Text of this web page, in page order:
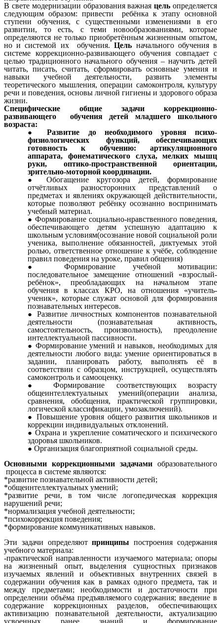
В свете модернизации образования важнаяцель определяется
следующим образом: привести ребёнка к этапу основной
ступени обучения, с существенными изменениями в его
развитии, то есть, с теми новообразованиями, которые
определяются не только приобретённым жизненным опытом,
но и системой их обучения.Цель начального обучения в
системе коррекционно-развивающего обучения совпадает с
целью традиционного начального обучения – научить детей
читать, писать, считать, сформировать основные умения и
навыки учебной деятельности, развить элементы
теоретического мышления, операции самоконтроля, культуру
речи и поведения, основы личной гигиены и здорового образа
жизни.
Специфические общие задачи коррекционно-
развивающего обучения детей младшего школьного
возраста:
Развитие до необходимого уровня психо-
физиологических функций, обеспечивающих
готовность к обучению: артикуляционного
аппарата, фонематического слуха, мелких мышц
руки, оптико-пространственной ориентации,
зрительно-моторной координации.
Обогащение кругозора детей, формирование
отчётливых разносторонних представлений о
предметах и явлениях окружающей действительности,
которые позволяют ребёнку осознанно воспринимать
учебный материал.
Формирование социально-нравственного поведения,
обеспечивающего детям успешную адаптацию к
школьным условиям(осознание новой социальной роли
ученика, выполнение обязанностей, диктуемых этой
ролью, ответственное отношение к учёбе, соблюдение
правил поведения на уроке, правил общения)
Формирование учебной мотивации:
последовательное замещение отношений «взрослый-
ребёнок», преобладающих на начальном этапе
обучения в классах КРО, на отношения «учитель-
ученик», которые служат основой для формирования
познавательных интересов.
Развитие личностных компонентов познавательной
деятельности (познавательная активность,
самостоятельность, произвольность), преодоление
интеллектуальной пассивности.
Формирование умений и навыков, необходимых для
деятельности любого вида: умение ориентироваться в
задании, планировать работу, выполнять её в
соответствии с образцом, инструкцией, осуществлять
самоконтроль и самооценку.
Формирование соответствующих возрасту
общеинтеллектуальных умений(операции анализа,
сравнения, обобщения, практической группировки,
логической классификации, умозаключений).
Повышение уровня общего развития школьников и
коррекции индивидуальных отклонений.
Охрана и укрепление соматического и психического
здоровья школьников.
Организация благоприятной социальной среды.
Основными коррекционными задачами образовательного
процесса в системе являются:
*развитие познавательной активности детей;
*общеинтеллектуальных умений;
*развитие речи, в том числе логопедическая коррекция
нарушений речи;
*нормализация учебной деятельности;
*психокоррекция поведения;
*формирование коммуникативных навыков.
Эти задачи определяютпринципы построения содержания
учебного материала:
-практической направленности изучаемого материала; опоры
на жизненный опыт, выделения сущностных признаков
изучаемых явлений и объективных внутренних связей в
содержании обучения как в рамках одного предмета, так и
между предметами; необходимости и достаточности при
определении объёма предъявляемого содержания; введение в
содержание коррекционных разделов, обеспечивающих
активизацию познавательной деятельности, актуализацию
усвоенных ранее знаний и формирование